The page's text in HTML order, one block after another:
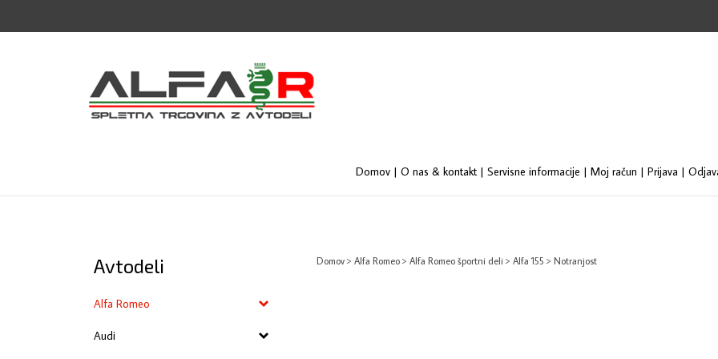
Domov| O nas & kontakt| Servisne informacije | Moj račun | Prijava |
Avtodeli
Alfa Romeo
Audi
Domov> Alfa Romeo> Alfa Romeo športni deli > Alfa 155 > Notranjost